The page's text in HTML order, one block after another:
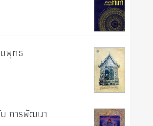
พุทธ
การพัฒนา